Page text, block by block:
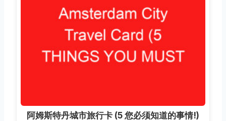
阿姆斯特丹城市旅行卡 (5 您必须知道的事情!)